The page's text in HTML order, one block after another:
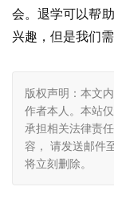
会。退学可以帮
兴趣，但是我们
版权声明：本文
作者本人。本站
承担相关法律责
容， 请发送邮件
将立刻删除。